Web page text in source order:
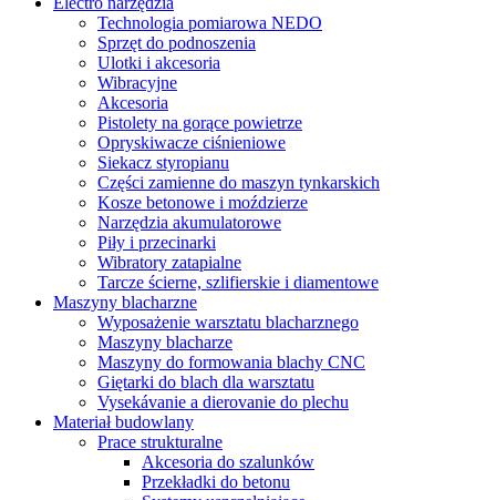
Technologia pomiarowa NEDO
Sprzęt do podnoszenia
Ulotki i akcesoria
Wibracyjne
Akcesoria
Pistolety na gorące powietrze
Opryskiwacze ciśnieniowe
Siekacz styropianu
Części zamienne do maszyn tynkarskich
Kosze betonowe i moździerze
Narzędzia akumulatorowe
Piły i przecinarki
Wibratory zatapialne
Tarcze ścierne, szlifierskie i diamentowe
Maszyny blacharzne
Wyposażenie warsztatu blacharznego
Maszyny blacharze
Maszyny do formowania blachy CNC
Giętarki do blach dla warsztatu
Vysekávanie a dierovanie do plechu
Materiał budowlany
Prace strukturalne
Akcesoria do szalunków
Przekładki do betonu